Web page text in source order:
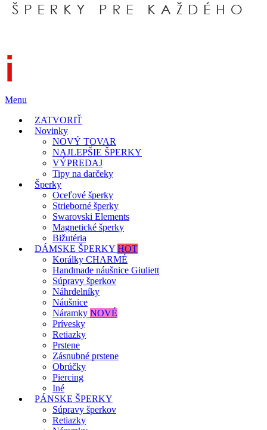
Menu
ZATVORIŤ
Novinky
NOVÝ TOVAR
NAJLEPŠIE ŠPERKY
VÝPREDAJ
Tipy na darčeky
Šperky
Oceľové šperky
Strieborné šperky
Swarovski Elements
Magnetické šperky
Bižutéria
DÁMSKE ŠPERKY HOT
Korálky CHARMÉ
Handmade náušnice Giuliett
Súpravy šperkov
Náhrdelníky
Náušnice
Náramky NOVÉ
Prívesky
Retiazky
Prstene
Zásnubné prstene
Obrúčky
Piercing
Iné
PÁNSKE ŠPERKY
Súpravy šperkov
Retiazky